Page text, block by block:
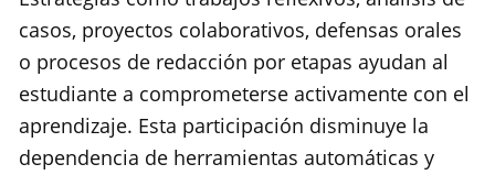
casos, proyectos colaborativos, defensas orales
o procesos de redacción por etapas ayudan al
estudiante a comprometerse activamente con el
aprendizaje. Esta participación disminuye la
dependencia de herramientas automáticas y